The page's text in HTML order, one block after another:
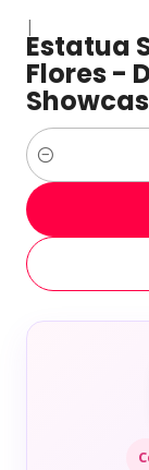
|
Estatua
Flores -
Cantidad